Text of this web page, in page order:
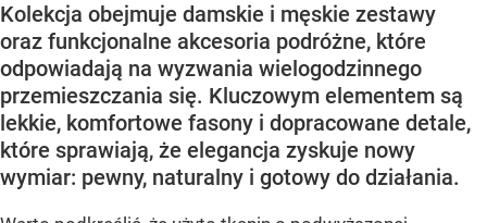
Kolekcja obejmuje damskie i męskie zestawy
oraz funkcjonalne akcesoria podróżne, które
odpowiadają na wyzwania wielogodzinnego
przemieszczania się. Kluczowym elementem są
lekkie, komfortowe fasony i dopracowane detale,
które sprawiają, że elegancja zyskuje nowy
wymiar: pewny, naturalny i gotowy do działania.